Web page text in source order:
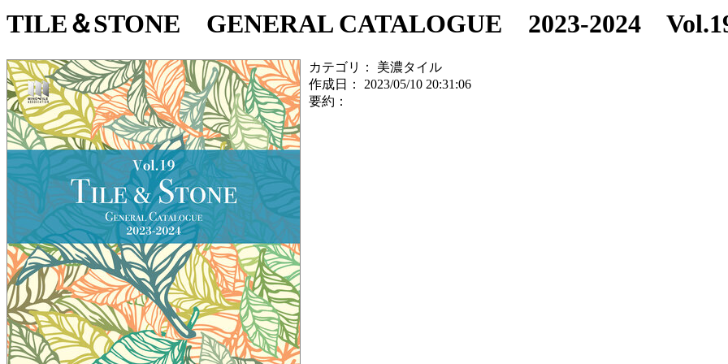
TILE＆STONE GENERAL CATALOGUE 2023-2024
カテゴリ：
美濃タイル
作成日：
2023/05/10 20:31:06
要約：